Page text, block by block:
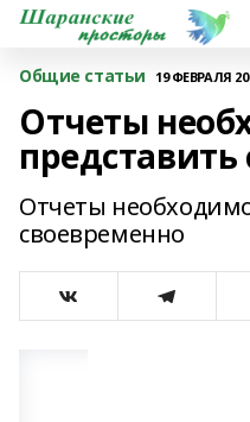
Общие статьи 19 ФЕВРАЛЯ
Отчеты
Отчеты
своевременно